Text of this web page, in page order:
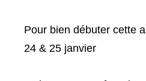
Pour bien débuter cette
24 & 25 janvier